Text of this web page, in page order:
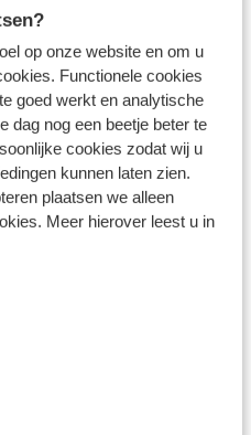
op onze website en om u
Functionele cookies
goed werkt en analytische
dag nog een beetje beter te
cookies zodat wij u
kunnen laten zien.
plaatsen we alleen
Meer hierover leest u in
10 km vanaf de
restaurant,